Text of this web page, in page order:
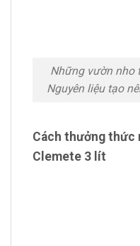
Những vườn nho
Nguyên liệu tạo
Cách thưởng thức
Clemete 3 lít